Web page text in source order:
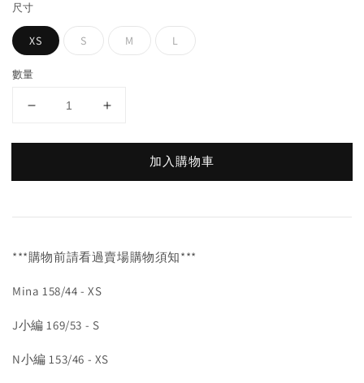
尺寸
XS S M L
數量
加入購物車
***購物前請看過賣場購物須知***
Mina 158/44 - XS
J小編 169/53 - S
N小編 153/46 - XS